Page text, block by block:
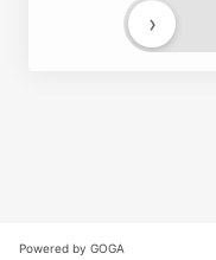
›
Powered by GOGA